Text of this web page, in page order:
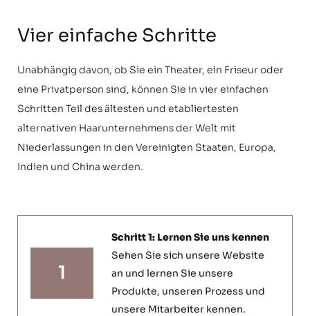
Vier einfache Schritte
Unabhängig davon, ob Sie ein Theater, ein Friseur oder
eine Privatperson sind, können Sie in vier einfachen
Schritten Teil des ältesten und etabliertesten
alternativen Haarunternehmens der Welt mit
Niederlassungen in den Vereinigten Staaten, Europa,
Indien und China werden.
1
Schritt 1: Lernen Sie uns kennen
Sehen Sie sich unsere Website
an und lernen Sie unsere
Produkte, unseren Prozess und
unsere Mitarbeiter kennen.